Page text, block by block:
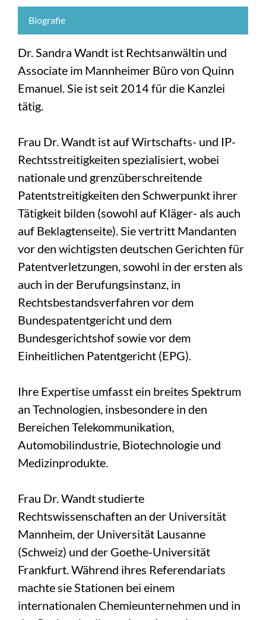
Biografie
Dr. Sandra Wandt ist Rechtsanwältin und
Associate im Mannheimer Büro von Quinn
Emanuel. Sie ist seit 2014 für die Kanzlei
tätig.
Frau Dr. Wandt ist auf Wirtschafts- und IP-
Rechtsstreitigkeiten spezialisiert, wobei
nationale und grenzüberschreitende
Patentstreitigkeiten den Schwerpunkt ihrer
Tätigkeit bilden (sowohl auf Kläger- als auch
auf Beklagtenseite). Sie vertritt Mandanten
vor den wichtigsten deutschen Gerichten für
Patentverletzungen, sowohl in der ersten als
auch in der Berufungsinstanz, in
Rechtsbestandsverfahren vor dem
Bundespatentgericht und dem
Bundesgerichtshof sowie vor dem
Einheitlichen Patentgericht (EPG).
Ihre Expertise umfasst ein breites Spektrum
an Technologien, insbesondere in den
Bereichen Telekommunikation,
Automobilindustrie, Biotechnologie und
Medizinprodukte.
Frau Dr. Wandt studierte
Rechtswissenschaften an der Universität
Mannheim, der Universität Lausanne
(Schweiz) und der Goethe-Universität
Frankfurt. Während ihres Referendariats
machte sie Stationen bei einem
internationalen Chemieunternehmen und in